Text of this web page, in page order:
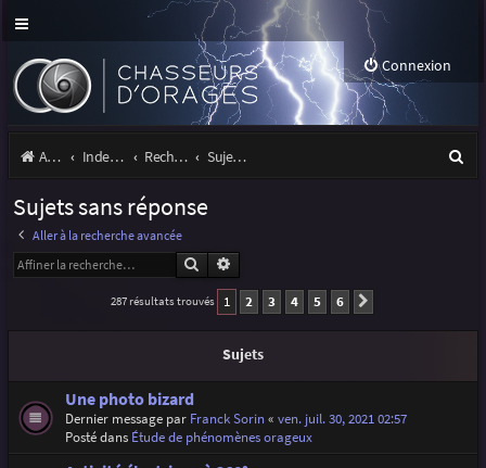
Connexion
Accueil Index du forum Rechercher Sujets sans réponse
h
Sujets sans réponse
Aller à la recherche avancée
Rechercher
287 résultats trouvés 1 2 3 4 5 6
Sujets
Une photo bizard
Dernier message par Franck Sorin« ven. juil. 30, 2021 02:57
Posté dans Étude de phénomènes orageux